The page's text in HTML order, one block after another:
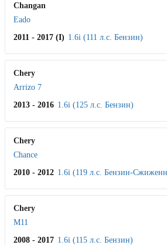
Changan
Eado
2011 - 2017 (I) 1.6i (111 л.с. Бензин)
Chery
Arrizo 7
2013 - 2016 1.6i (125 л.с. Бензин)
Chery
Chance
2010 - 2012 1.6i (119 л.с. Бензин-
Chery
M11
2008 - 2017 1.6i (115 л.с. Бензин)